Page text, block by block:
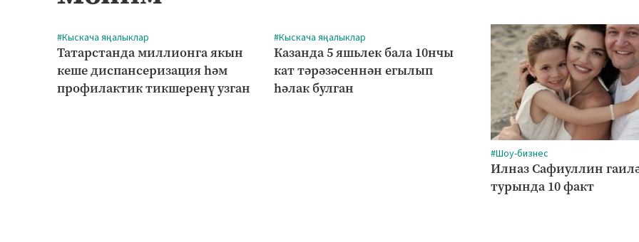
#Кыскача яңалыклар
Татарстанда миллионга якын
кеше диспансеризация һәм
профилактик тикшеренү узган
#Кыскача яңалыклар
Казанда 5 яшьлек бала 10нчы
кат тәрәзәсеннән егылып
һәлак булган
#Шоу-бизнес
Илназ Сафиуллин
турында 10 факт